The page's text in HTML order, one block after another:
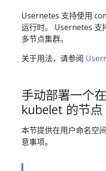
Usernetes 支持使用
运行时。 Usernetes 支
多节点集群。
关于用法，请参阅
手动部署一个
kubelet 的节点
本节提供在用户命名空
意事项。